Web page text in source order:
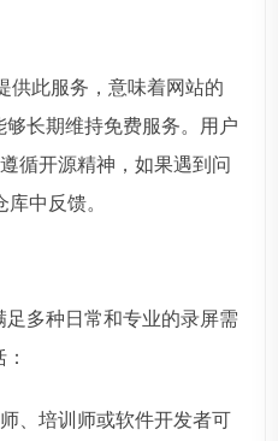
供此服务，意味着网站的
长期维持免费服务。用户
循开源精神，如果遇到问
中反馈。
多种日常和专业的录屏需
师、培训师或软件开发者可